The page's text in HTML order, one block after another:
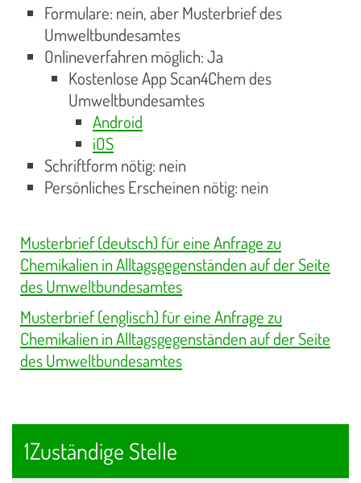
Formulare: nein, aber Musterbrief des
Umweltbundesamtes
Onlineverfahren möglich: Ja
Kostenlose App Scan4Chem des
Umweltbundesamtes
Android
iOS
Schriftform nötig: nein
Persönliches Erscheinen nötig: nein
Musterbrief (deutsch) für eine Anfrage zu
Chemikalien in Alltagsgegenständen auf der Seite
des Umweltbundesamtes
Musterbrief (englisch) für eine Anfrage zu
Chemikalien in Alltagsgegenständen auf der Seite
des Umweltbundesamtes
1Zuständige Stelle